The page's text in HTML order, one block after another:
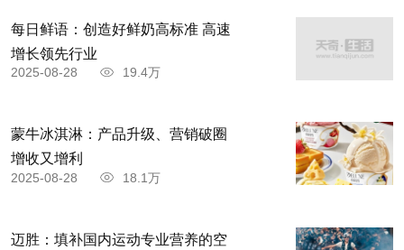
每日鲜语：创造好鲜奶高标准 高速
增长领先行业
2025-08-28 19.4万
蒙牛冰淇淋：产品升级、营销破圈
增收又增利
2025-08-28 18.1万
迈胜：填补国内运动专业营养的空